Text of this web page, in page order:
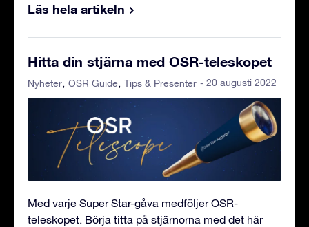
Läs hela artikeln
Hitta din stjärna med OSR-teleskopet
Nyheter OSR Guide Tips & Presenter - 20 augusti 2022
Med varje Super Star-gåva medföljer OSR-
teleskopet. Börja titta på stjärnorna med det här